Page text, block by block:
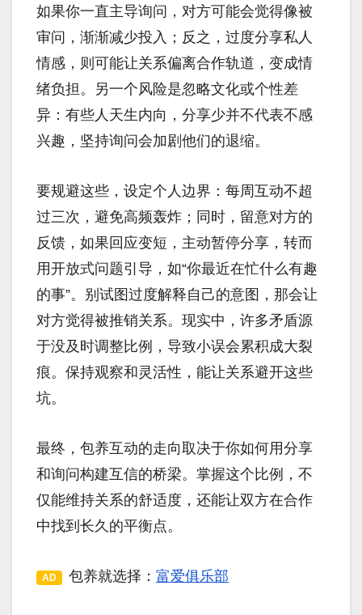
如果你一直主导询问，对方可能会觉得像被
审问，渐渐减少投入；反之，过度分享私人
情感，则可能让关系偏离合作轨道，变成情
绪负担。另一个风险是忽略文化或个性差
异：有些人天生内向，分享少并不代表不感
兴趣，坚持询问会加剧他们的退缩。
要规避这些，设定个人边界：每周互动不超
过三次，避免高频轰炸；同时，留意对方的
反馈，如果回应变短，主动暂停分享，转而
用开放式问题引导，如“你最近在忙什么有趣
的事”。别试图过度解释自己的意图，那会让
对方觉得被推销关系。现实中，许多矛盾源
于没及时调整比例，导致小误会累积成大裂
痕。保持观察和灵活性，能让关系避开这些
坑。
最终，包养互动的走向取决于你如何用分享
和询问构建互信的桥梁。掌握这个比例，不
仅能维持关系的舒适度，还能让双方在合作
中找到长久的平衡点。
AD 包养就选择： 富爱俱乐部